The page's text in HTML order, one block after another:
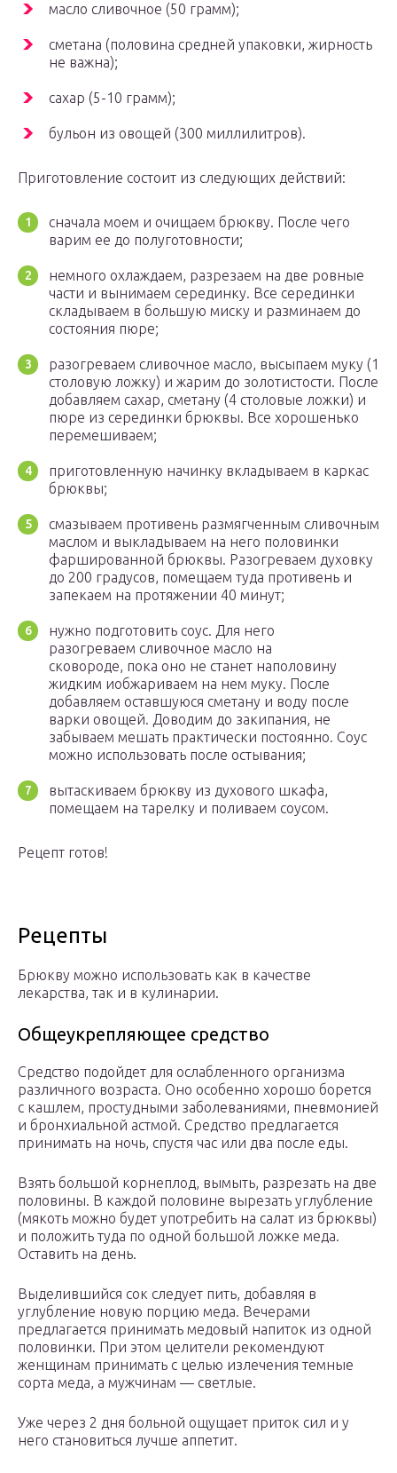
масло сливочное (50 грамм);
сметана (половина средней упаковки, жирность
не важна);
сахар (5-10 грамм);
бульон из овощей (300 миллилитров).
Приготовление состоит из следующих действий:
сначала моем и очищаем брюкву. После чего
варим ее до полуготовности;
немного охлаждаем, разрезаем на две ровные
части и вынимаем серединку. Все серединки
складываем в большую миску и разминаем до
состояния пюре;
разогреваем сливочное масло, высыпаем муку (1
столовую ложку) и жарим до золотистости. После
добавляем сахар, сметану (4 столовые ложки) и
пюре из серединки брюквы. Все хорошенько
перемешиваем;
приготовленную начинку вкладываем в каркас
брюквы;
смазываем противень размягченным сливочным
маслом и выкладываем на него половинки
фаршированной брюквы. Разогреваем духовку
до 200 градусов, помещаем туда противень и
запекаем на протяжении 40 минут;
нужно подготовить соус. Для него
разогреваем сливочное масло на
сковороде, пока оно не станет наполовину
жидким иобжариваем на нем муку. После
добавляем оставшуюся сметану и воду после
варки овощей. Доводим до закипания, не
забываем мешать практически постоянно. Соус
можно использовать после остывания;
вытаскиваем брюкву из духового шкафа,
помещаем на тарелку и поливаем соусом.
Рецепт готов!
Рецепты
Брюкву можно использовать как в качестве
лекарства, так и в кулинарии.
Общеукрепляющее средство
Средство подойдет для ослабленного организма
различного возраста. Оно особенно хорошо борется
с кашлем, простудными заболеваниями, пневмонией
и бронхиальной астмой. Средство предлагается
принимать на ночь, спустя час или два после еды.
Взять большой корнеплод, вымыть, разрезать на две
половины. В каждой половине вырезать углубление
(мякоть можно будет употребить на салат из брюквы)
и положить туда по одной большой ложке меда.
Оставить на день.
Выделившийся сок следует пить, добавляя в
углубление новую порцию меда. Вечерами
предлагается принимать медовый напиток из одной
половинки. При этом целители рекомендуют
женщинам принимать с целью излечения темные
сорта меда, а мужчинам — светлые.
Уже через 2 дня больной ощущает приток сил и у
него становиться лучше аппетит.